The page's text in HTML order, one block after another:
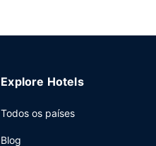
Explore Hotels
Todos os países
Blog